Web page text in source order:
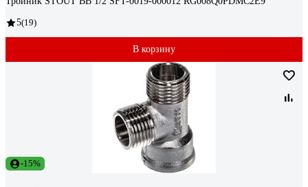
5(19)
В корзину
-15%